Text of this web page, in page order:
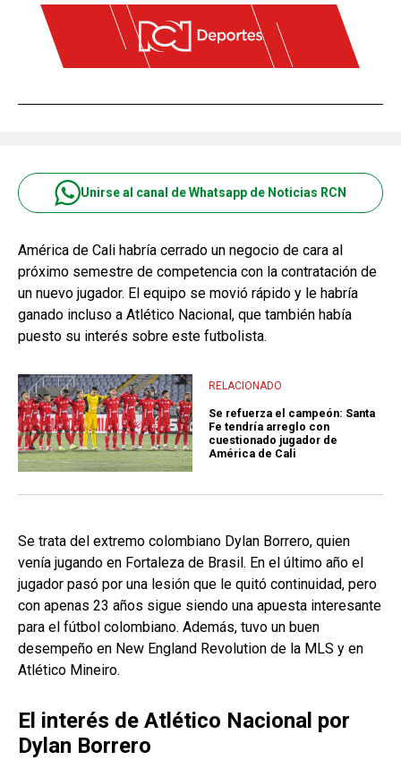
Unirse al canal de Whatsapp de Noticias RCN
América de Cali habría cerrado un negocio de cara al
próximo semestre de competencia con la contratación de
un nuevo jugador. El equipo se movió rápido y le habría
ganado incluso a Atlético Nacional, que también había
puesto su interés sobre este futbolista.
RELACIONADO
Se refuerza el campeón: Santa
Fe tendría arreglo con
cuestionado jugador de
América de Cali
Se trata del extremo colombiano Dylan Borrero, quien
venía jugando en Fortaleza de Brasil. En el último año el
jugador pasó por una lesión que le quitó continuidad, pero
con apenas 23 años sigue siendo una apuesta interesante
para el fútbol colombiano. Además, tuvo un buen
desempeño en New England Revolution de la MLS y en
Atlético Mineiro.
El interés de Atlético Nacional por
Dylan Borrero